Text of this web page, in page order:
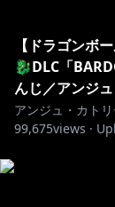
【ドラゴンボ
🐉DLC「
んじ／アンジュ
アンジュ・カト
99,675views ·